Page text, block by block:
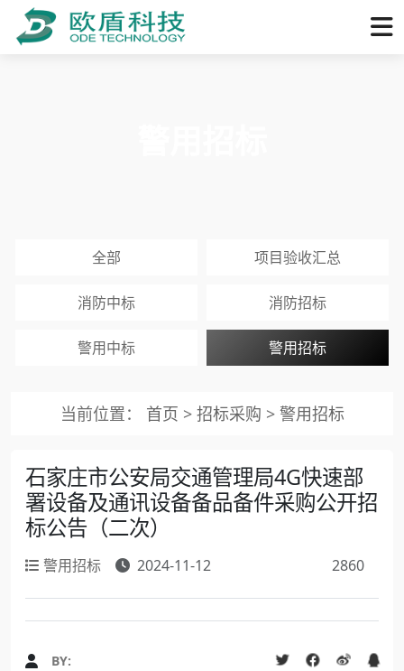
全部 项目验收汇总
消防中标 消防招标
警用中标 警用招标
当前位置： 首页 > 招标采购 > 警用招标
石家庄市公安局交通管理局4G快速部
署设备及通讯设备备品备件采购公开招
标公告（二次）
警用招标 2024-11-12 2860
BY: